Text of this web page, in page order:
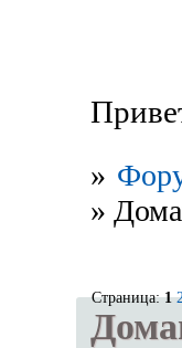
»
»
Страница:1